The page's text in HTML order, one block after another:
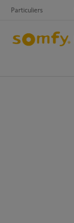
Particuliers